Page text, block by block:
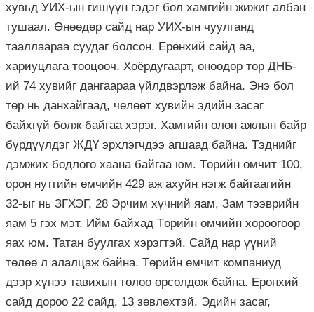
хувьд УИХ-ын гишүүн гэдэг бол хамгийн жижиг албан
тушаал. Өнөөдөр сайд нар УИХ-ын чуулганд
тааллаараа суудаг болсон. Ерөнхий сайд аа,
хариуцлага тооцооч. Хоёрдугаарт, өнөөдөр төр ДНБ-
ий 74 хувийг дангаараа үйлдвэрлэж байна. Энэ бол
төр нь данхайгаад, чөлөөт хувийн эдийн засаг
байхгүй болж байгаа хэрэг. Хамгийн олон ажлын байр
бүрдүүлдэг ЖДҮ эрхлэгчдээ агшаад байна. Тэднийг
дэмжих бодлого хаана байгаа юм. Төрийн өмчит 100,
орон нутгийн өмчийн 429 аж ахуйн нэгж байгаагийн
32-ыг нь ЗГХЭГ, 28 Эрчим хүчний яам, Зам тээврийн
яам 5 гэх мэт. Ийм байхад Төрийн өмчийн хороогоор
яах юм. Татан буулгах хэрэгтэй. Сайд нар үүний
төлөө л алалцаж байна. Төрийн өмчит компаниуд
дээр хүнээ тавихын төлөө өрсөлдөж байна. Ерөнхий
сайд дороо 22 сайд, 13 зөвлөхтэй. Эдийн засаг,